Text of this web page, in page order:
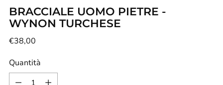
BRACCIALE UOMO PIETRE -
WYNON TURCHESE
Prezzo
listino
€38,00
Quantità
Quantità